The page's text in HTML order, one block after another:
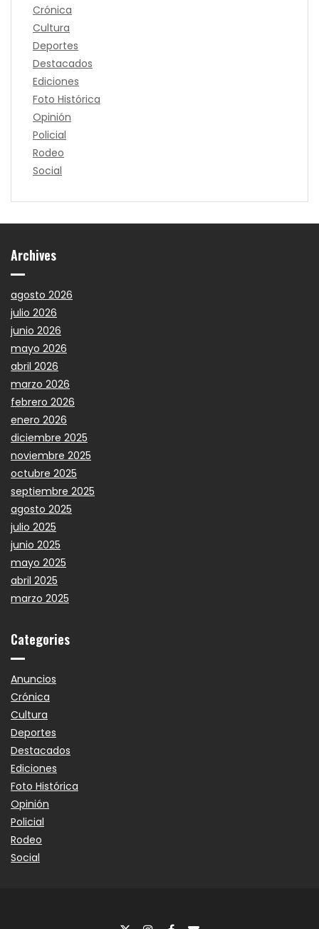
Crónica
Cultura
Deportes
Destacados
Ediciones
Foto Histórica
Opinión
Policial
Rodeo
Social
Archives
agosto 2026
julio 2026
junio 2026
mayo 2026
abril 2026
marzo 2026
febrero 2026
enero 2026
diciembre 2025
noviembre 2025
octubre 2025
septiembre 2025
agosto 2025
julio 2025
junio 2025
mayo 2025
abril 2025
marzo 2025
Categories
Anuncios
Crónica
Cultura
Deportes
Destacados
Ediciones
Foto Histórica
Opinión
Policial
Rodeo
Social